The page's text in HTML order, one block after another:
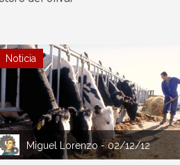
Miguel Lorenzo - 02/12/12
Noticia